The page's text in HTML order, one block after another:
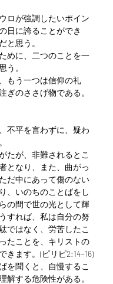
ロが強調したいポイン
日に誇ることができ
と思う。
めに、二つのことを一
う。
もう一つは信仰の礼
ぎのささげ物である。
不平を言わずに、疑わ
たが、非難されるとこ
となり、また、曲がっ
だ中にあって傷のない
、いのちのことばをし
の間で世の光として輝
すれば、私は自分の努
ではなく、労苦したこ
たことを、キリストの
きます。(ピリピ2:14~16)
を聞くと、自慢するこ
解する危険性がある。